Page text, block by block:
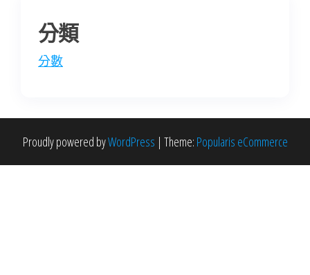
分類
分數
Proudly powered byWordPress | Theme: Popularis eCommerce